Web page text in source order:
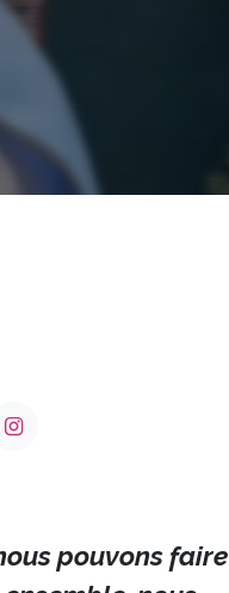
pouvons faire